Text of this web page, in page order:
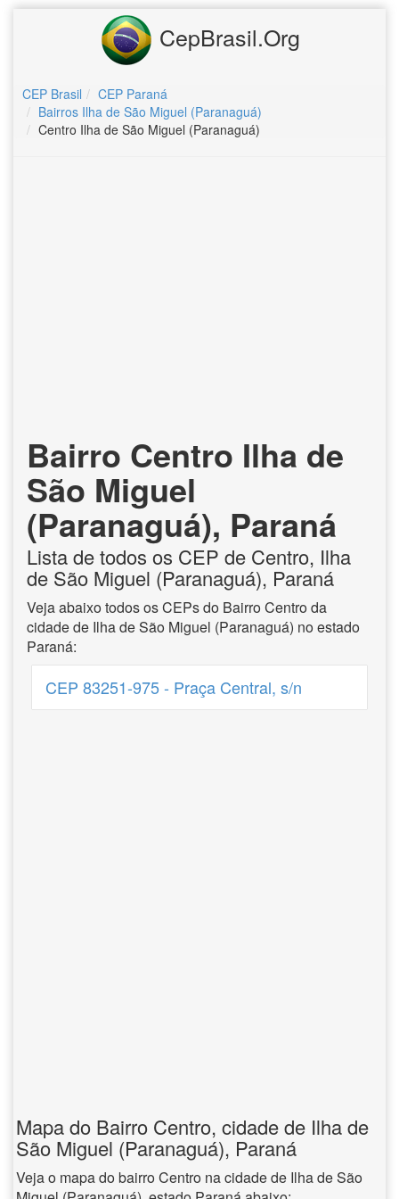
CepBrasil.Org
CEP Brasil
CEP Paraná
Bairros Ilha de São Miguel (Paranaguá)
Centro Ilha de São Miguel (Paranaguá)
Bairro Centro Ilha de
São Miguel
(Paranaguá), Paraná
Lista de todos os CEP de Centro, Ilha
de São Miguel (Paranaguá), Paraná
Veja abaixo todos os CEPs do Bairro Centro da
cidade de Ilha de São Miguel (Paranaguá) no estado
Paraná:
CEP 83251-975 - Praça Central, s/n
Mapa do Bairro Centro, cidade de Ilha de
São Miguel (Paranaguá), Paraná
Veja o mapa do bairro Centro na cidade de Ilha de São